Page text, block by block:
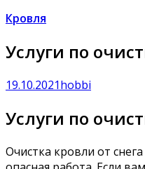
Кровля
Услуги по
19.10.2021hobbi
Услуги по
Очистка кровли от